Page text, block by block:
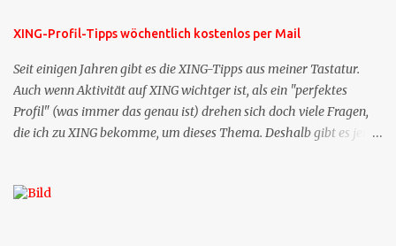
XING-Profil-Tipps wöchentlich kostenlos per Mail
Seit einigen Jahren gibt es die XING-Tipps aus meiner Tastatur.
Auch wenn Aktivität auf XING wichtger ist, als ein "perfektes
Profil" (was immer das genau ist) drehen sich doch viele Fragen,
die ich zu XING bekomme, um dieses Thema. Deshalb gibt es jetzt
bekommen Sie kostenlos eine weitere Folge. Die Startsequenz ist 16